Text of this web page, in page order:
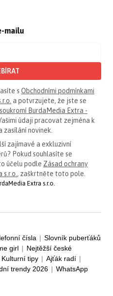
mailu
s Obchodními podmínkami
a potvrzujete, že jste se
BurdaMedia Extra -
údaji pracovat zejména k
novinek.
zajímavé a exkluzivní
Pokud souhlasíte se
účelu podle Zásad ochrany
, zaškrtněte toto pole.
Extra s.r.o.
čísla | Slovník puberťáků
girl | Nejtěžší české
Kulturní tipy | Ajťák radí |
trendy 2026 | WhatsApp